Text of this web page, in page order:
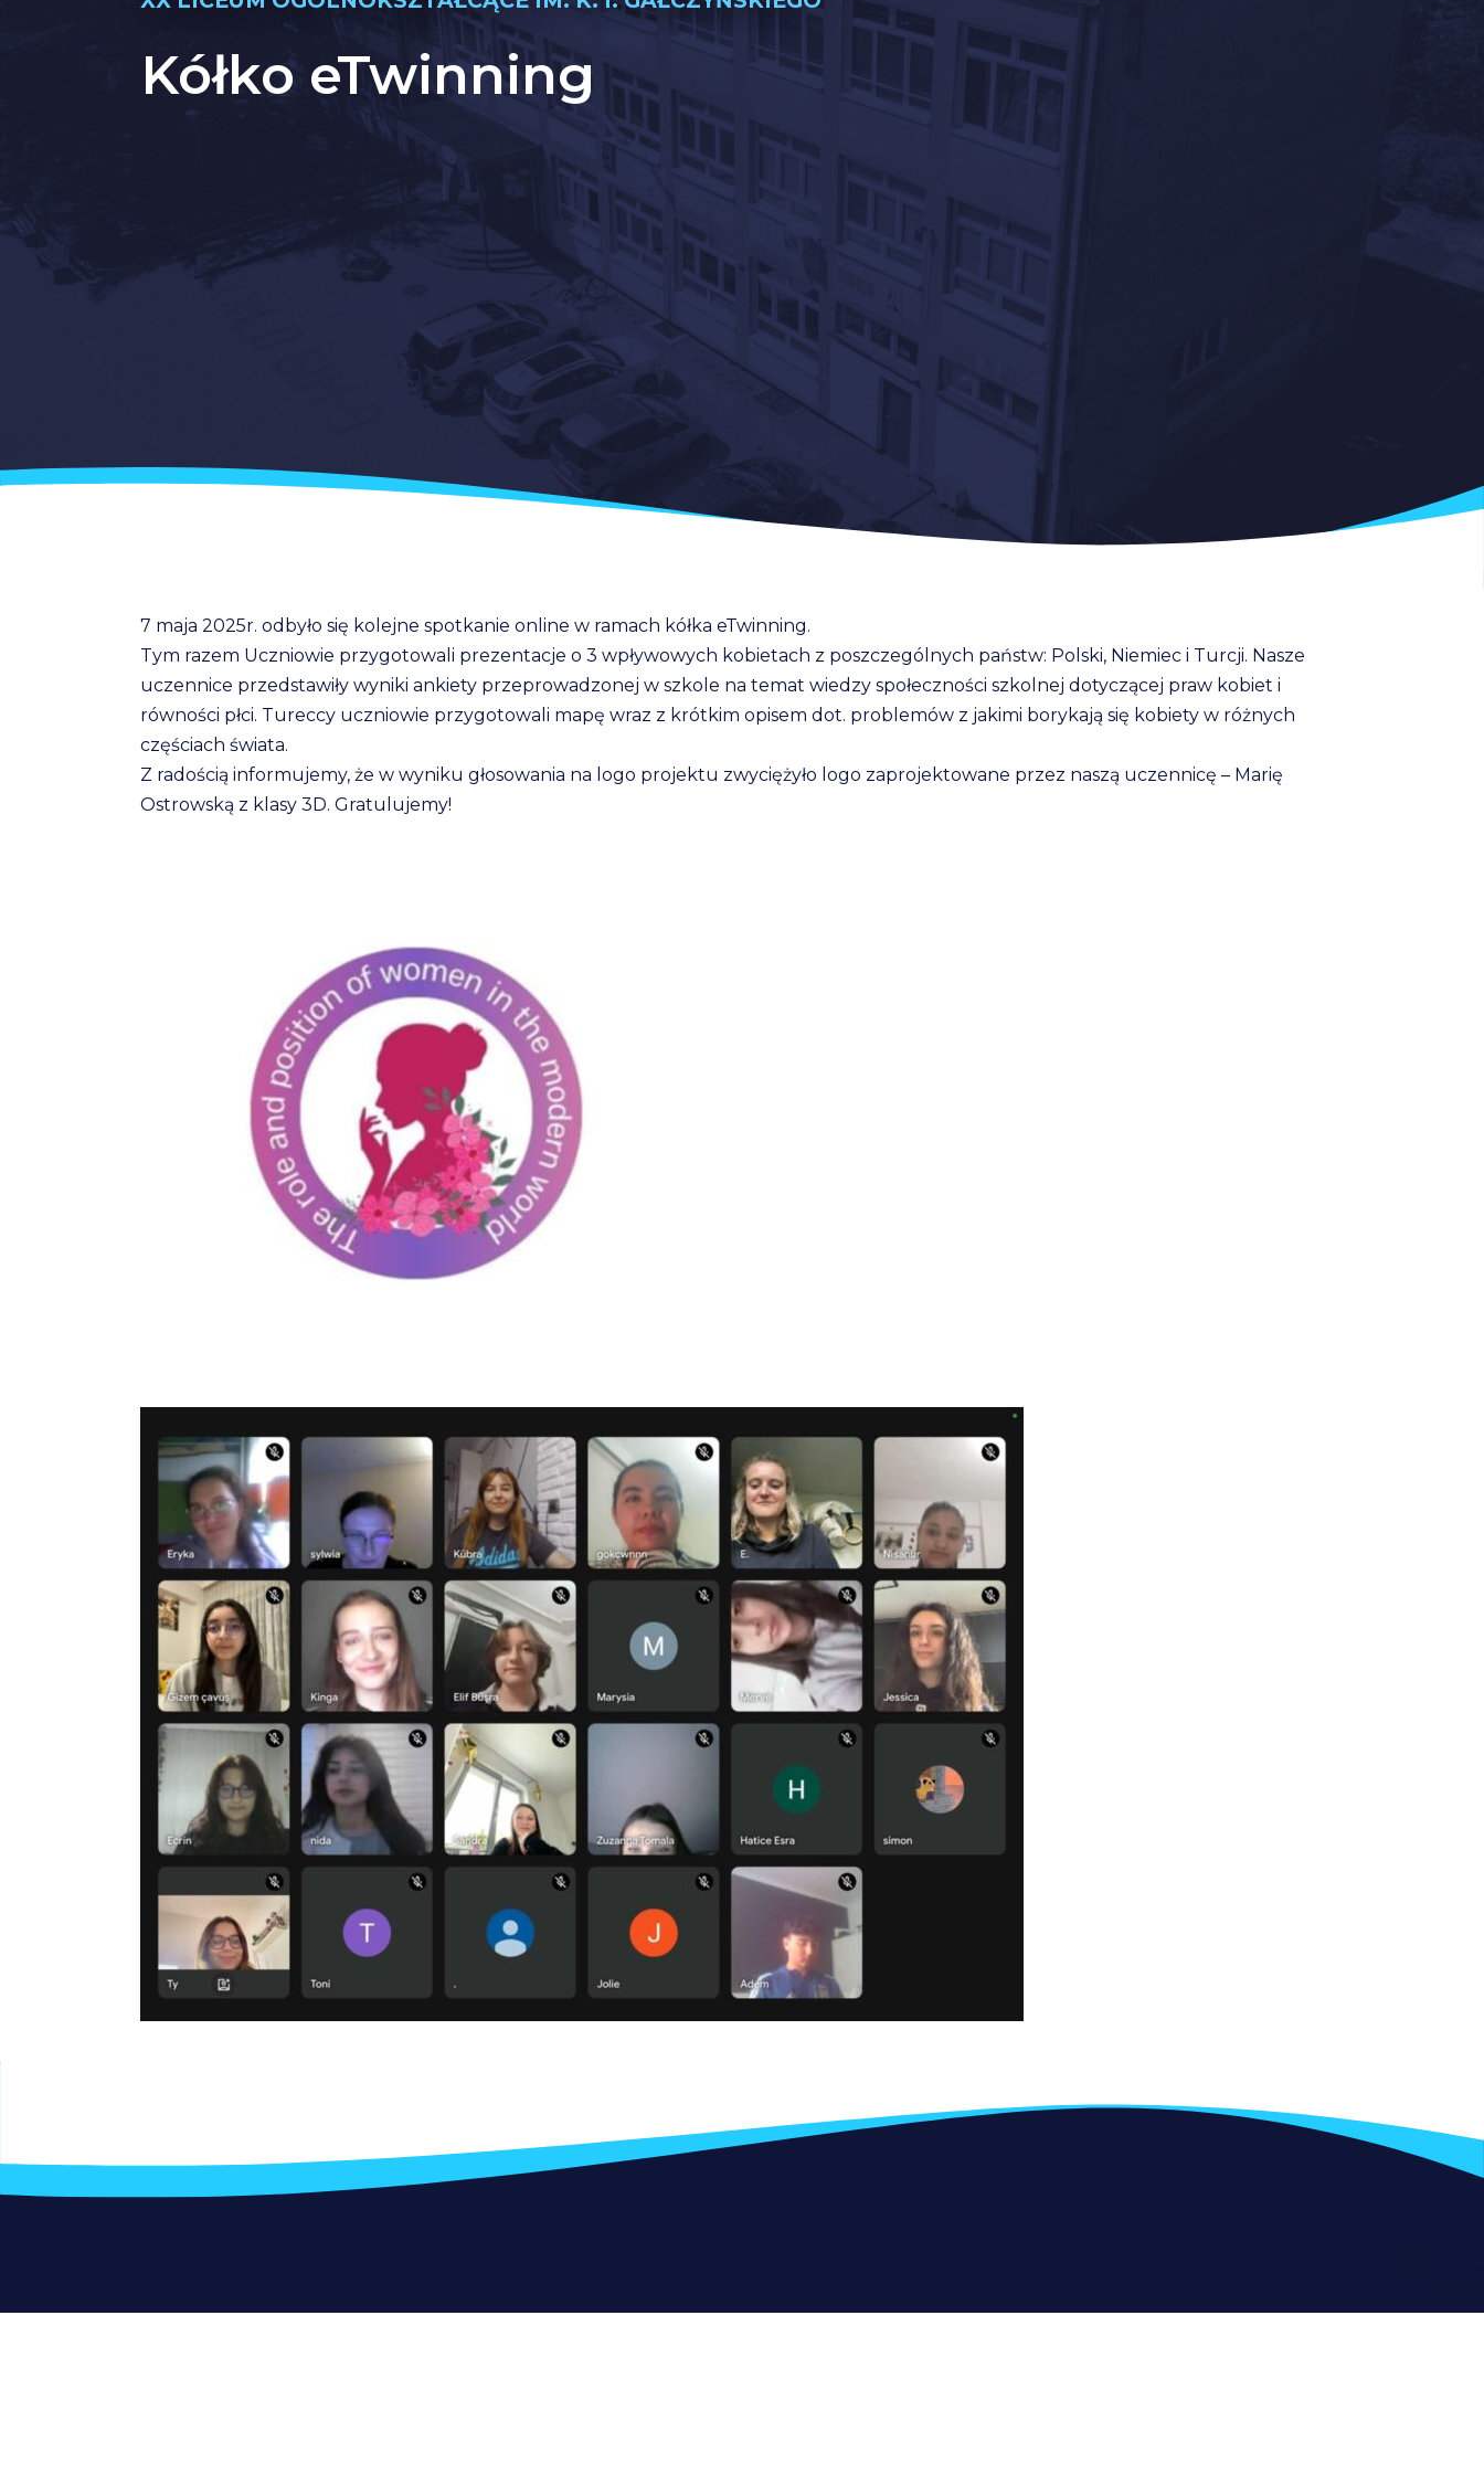
Kółko eTwinning
7 maja 2025r. odbyło się kolejne spotkanie online w ramach kółka eTwinning.
Tym razem Uczniowie przygotowali prezentacje o 3 wpływowych kobietach z poszczególnych państw: Polski, Niemiec i Turcji. Nasze
uczennice przedstawiły wyniki ankiety przeprowadzonej w szkole na temat wiedzy społeczności szkolnej dotyczącej praw kobiet i
równości płci. Tureccy uczniowie przygotowali mapę wraz z krótkim opisem dot. problemów z jakimi borykają się kobiety w różnych
częściach świata.
Z radością informujemy, że w wyniku głosowania na logo projektu zwyciężyło logo zaprojektowane przez naszą uczennicę – Marię
Ostrowską z klasy 3D. Gratulujemy!